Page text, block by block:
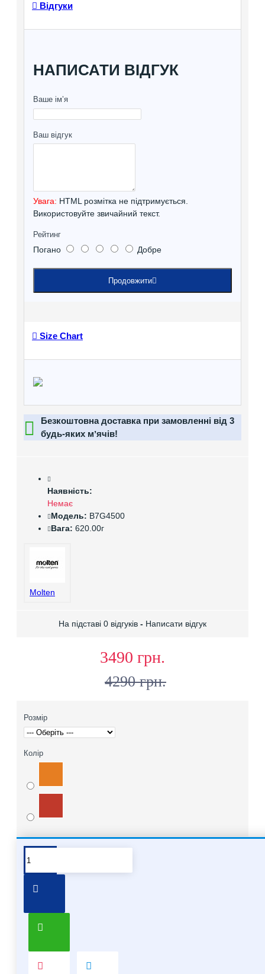
Відгуки
НАПИСАТИ ВІДГУК
Ваше ім’я
Ваш відгук
Увага: HTML розмітка не підтримується.
Використовуйте звичайний текст.
Рейтинг
Погано Добре
Продовжити
Size Chart
Безкоштовна доставка при замовленні від 3
будь-яких мʼячів!
Наявність:
Немає
Модель: B7G4500
Вага: 620.00г
Molten
На підставі 0 відгуків - Написати відгук
3490 грн.
4290 грн.
Розмір
Колір
Molten – японський бренд, який спеціалізується на
м'ячах для різних видів спорту. Він відомий своєю
високою якістю та інноваційними технологіями, які